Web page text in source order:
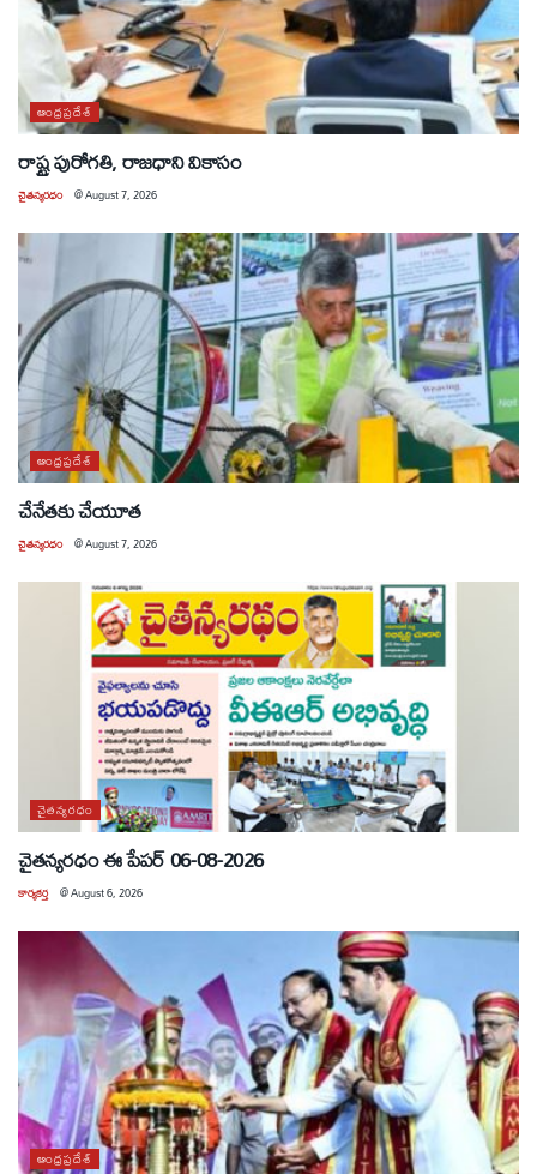
ఆంధ్రప్రదేశ్
రాష్ట్ర పురోగతి, రాజధాని వికాసం
చైతన్యరధం @August 7, 2026
ఆంధ్రప్రదేశ్
చేనేతకు చేయూత
చైతన్యరధం @August 7, 2026
చైతన్యరధం
చైతన్యరధం ఈ పేపర్ 06-08-2026
కార్యకర్త @August 6, 2026
ఆంధ్రప్రదేశ్